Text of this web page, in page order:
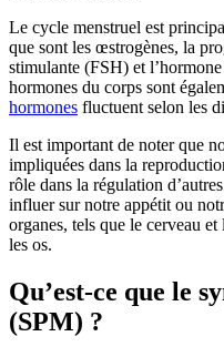
Le cycle menstruel est
que sont les œstrogènes, la
stimulante (FSH) et
hormones du corps sont
hormones fluctuent selon les
Il est important de noter que
impliquées dans la
rôle dans la régulation
influer sur notre appétit ou
organes, tels que le cerveau
les os.
Qu’est-ce que le
(SPM) ?